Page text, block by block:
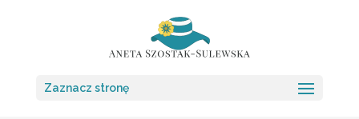
Zaznacz stronę